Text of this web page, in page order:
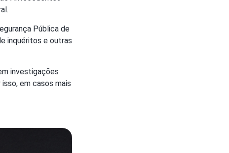
Pública de
inquéritos e outras
investigações
em casos mais